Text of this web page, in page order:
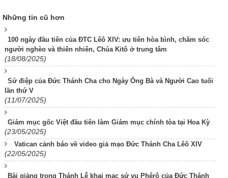
Những tin cũ hơn
100 ngày đầu tiên của ĐTC Lêô XIV: ưu tiên hòa bình, chăm sóc
người nghèo và thiên nhiên, Chúa Kitô ở trung tâm
(18/08/2025)
Sứ điệp của Đức Thánh Cha cho Ngày Ông Bà và Người Cao tuổi
lần thứ V
(11/07/2025)
Giám mục gốc Việt đầu tiên làm Giám mục chính tòa tại Hoa Kỳ
(23/05/2025)
Vatican cảnh báo về video giả mạo Đức Thánh Cha Lêô XIV
(22/05/2025)
Bài giảng trong Thánh Lễ khai mạc sứ vụ Phêrô của Đức Thánh